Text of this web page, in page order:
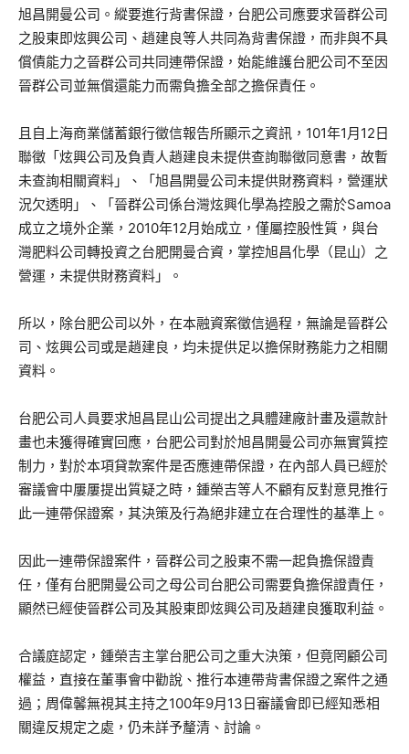
旭昌開曼公司。縱要進行背書保證，台肥公司應要求晉群公司
之股東即炫興公司、趙建良等人共同為背書保證，而非與不具
償債能力之晉群公司共同連帶保證，始能維護台肥公司不至因
晉群公司並無償還能力而需負擔全部之擔保責任。
且自上海商業儲蓄銀行徵信報告所顯示之資訊，101年1月12日
聯徵「炫興公司及負責人趙建良未提供查詢聯徵同意書，故暫
未查詢相關資料」、「旭昌開曼公司未提供財務資料，營運狀
況欠透明」、「晉群公司係台灣炫興化學為控股之需於Samoa
成立之境外企業，2010年12月始成立，僅屬控股性質，與台
灣肥料公司轉投資之台肥開曼合資，掌控旭昌化學（昆山）之
營運，未提供財務資料」。
所以，除台肥公司以外，在本融資案徵信過程，無論是晉群公
司、炫興公司或是趙建良，均未提供足以擔保財務能力之相關
資料。
台肥公司人員要求旭昌昆山公司提出之具體建廠計畫及還款計
畫也未獲得確實回應，台肥公司對於旭昌開曼公司亦無實質控
制力，對於本項貸款案件是否應連帶保證，在內部人員已經於
審議會中屢屢提出質疑之時，鍾榮吉等人不顧有反對意見推行
此一連帶保證案，其決策及行為絕非建立在合理性的基準上。
因此一連帶保證案件，晉群公司之股東不需一起負擔保證責
任，僅有台肥開曼公司之母公司台肥公司需要負擔保證責任，
顯然已經使晉群公司及其股東即炫興公司及趙建良獲取利益。
合議庭認定，鍾榮吉主掌台肥公司之重大決策，但竟罔顧公司
權益，直接在董事會中勸說、推行本連帶背書保證之案件之通
過；周偉馨無視其主持之100年9月13日審議會即已經知悉相
關違反規定之處，仍未詳予釐清、討論。